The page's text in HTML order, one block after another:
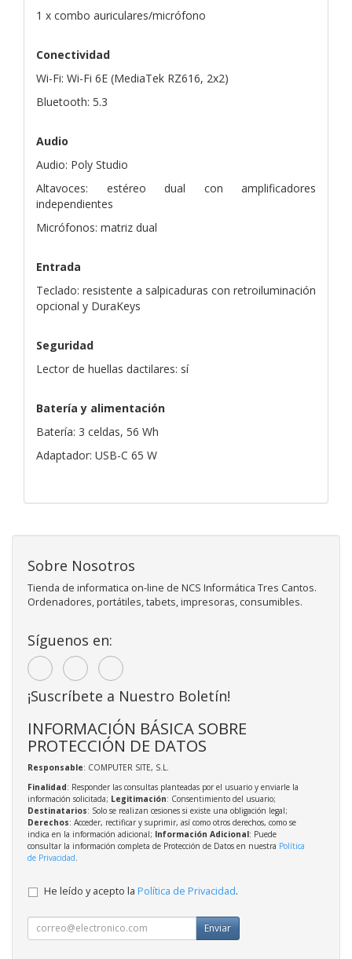
1 x combo auriculares/micrófono
Conectividad
Wi-Fi: Wi-Fi 6E (MediaTek RZ616, 2x2)
Bluetooth: 5.3
Audio
Audio: Poly Studio
Altavoces: estéreo dual con amplificadores
independientes
Micrófonos: matriz dual
Entrada
Teclado: resistente a salpicaduras con retroiluminación
opcional y DuraKeys
Seguridad
Lector de huellas dactilares: sí
Batería y alimentación
Batería: 3 celdas, 56 Wh
Adaptador: USB-C 65 W
Sobre Nosotros
Tienda de informatica on-line de NCS Informática Tres Cantos.
Ordenadores, portátiles, tabets, impresoras, consumibles.
Síguenos en:
¡Suscríbete a Nuestro Boletín!
INFORMACIÓN BÁSICA SOBRE
PROTECCIÓN DE DATOS
Responsable: COMPUTER SITE, S.L.
Finalidad: Responder las consultas planteadas por el usuario y enviarle la
información solicitada; Legitimación: Consentimiento del usuario;
Destinatarios: Solo se realizan cesiones si existe una obligación legal;
Derechos: Acceder, rectificar y suprimir, así como otros derechos, como se
indica en la información adicional; Información Adicional: Puede
consultar la información completa de Protección de Datos en nuestra Política
de Privacidad
He leído y acepto la Política de Privacidad.
Enviar